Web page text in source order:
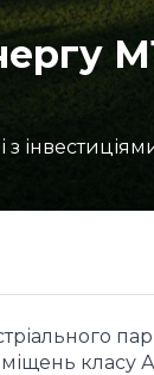
класу